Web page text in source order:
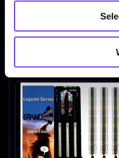
Grandslam Jelle
€ 39.95